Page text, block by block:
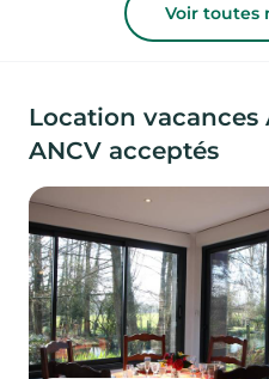
Voir toutes
Location vacances
ANCV acceptés